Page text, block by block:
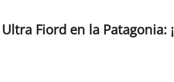
Fiord en la Patagonia: